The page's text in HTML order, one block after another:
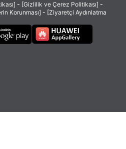
- [Gizlilik ve Çerez Politikası] -
Korunması] - [Ziyaretçi Aydınlatma